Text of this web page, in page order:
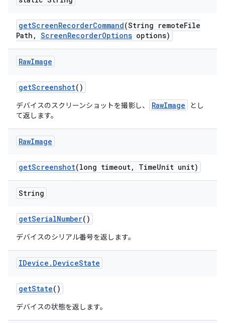
getScreenRecorderCommand(String remoteFile
Path , ScreenRecorderOptions options)
RawImage
getScreenshot()
デバイスのスクリーンショットを撮影し、 RawImage
とし
て返します。
RawImage
getScreenshot(long timeout, TimeUnit unit)
String
getSerialNumber()
デバイスのシリアル番号を返します。
IDevice . DeviceState
getState()
デバイスの状態を返します。